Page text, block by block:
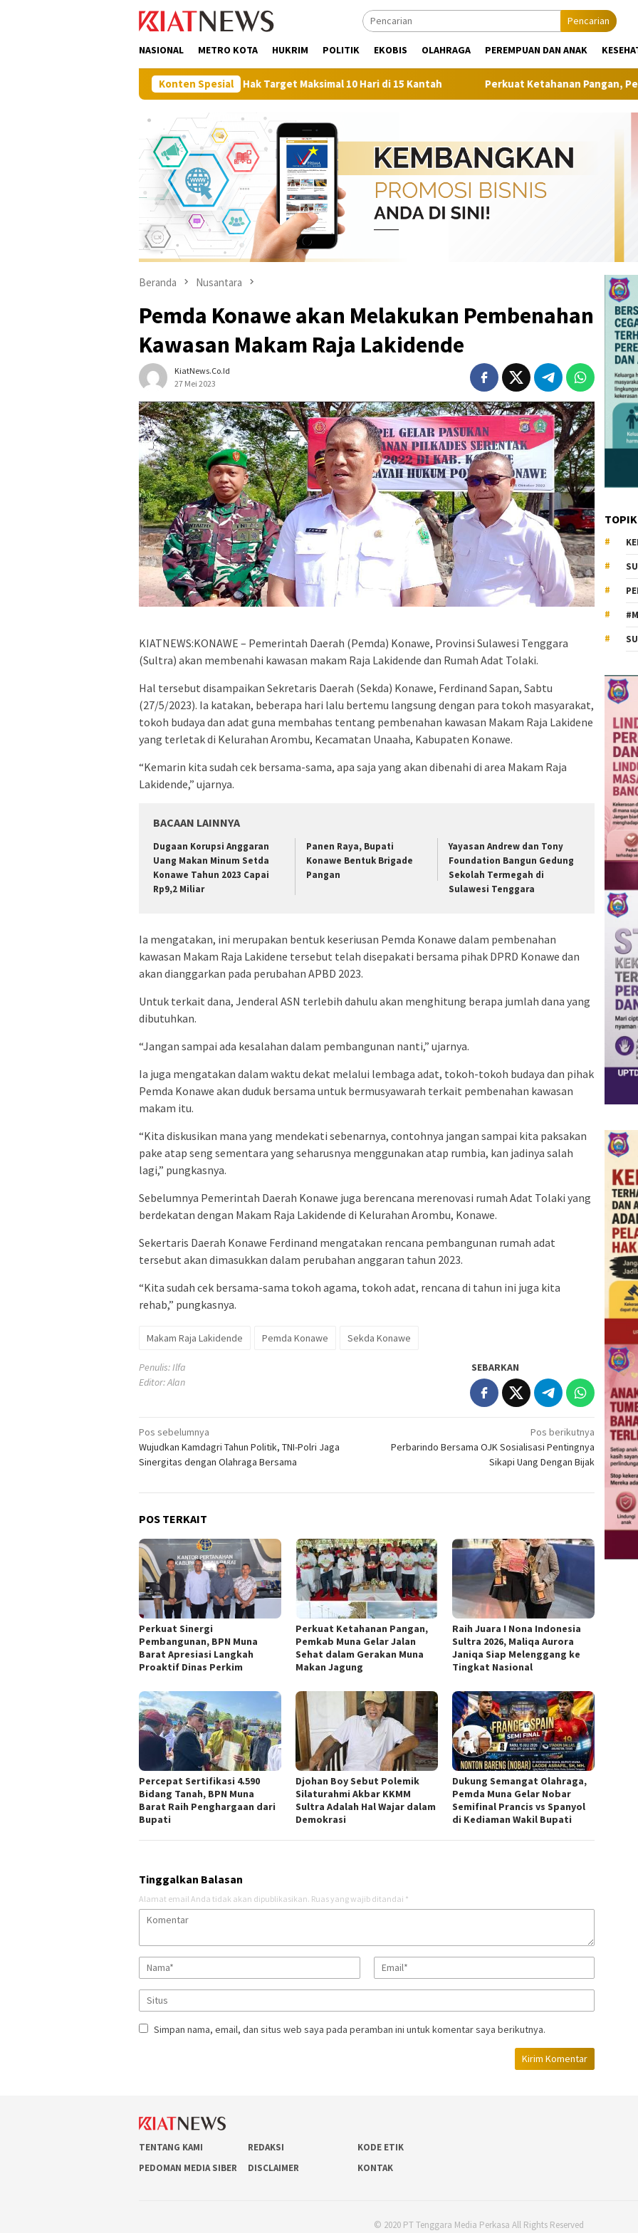
Pencarian
NASIONAL METRO KOTA HUKRIM POLITIK EKOBIS OLAHRAGA PEREMPUAN DAN ANAK
Konten Spesial
Uji Coba Layanan Peralihan Hak Target Maksimal 10 Hari di 15 Kantah Perkuat Ketahanan Pangan, Pemkab Muna
Beranda Nusantara
Pemda Konawe akan Melakukan Pembenahan
Kawasan Makam Raja Lakidende
KiatNews.co.id
27 Mei 2023
KIATNEWS:KONAWE – Pemerintah Daerah (Pemda) Konawe, Provinsi Sulawesi Tenggara
(Sultra) akan membenahi kawasan makam Raja Lakidende dan Rumah Adat Tolaki.
Hal tersebut disampaikan Sekretaris Daerah (Sekda) Konawe, Ferdinand Sapan, Sabtu
(27/5/2023). Ia katakan, beberapa hari lalu bertemu langsung dengan para tokoh masyarakat,
tokoh budaya dan adat guna membahas tentang pembenahan kawasan Makam Raja Lakidene
yang terletak di Kelurahan Arombu, Kecamatan Unaaha, Kabupaten Konawe.
“Kemarin kita sudah cek bersama-sama, apa saja yang akan dibenahi di area Makam Raja
Lakidende,” ujarnya.
BACAAN LAINNYA
Dugaan Korupsi Anggaran
Uang Makan Minum Setda
Konawe Tahun 2023 Capai
Rp9,2 Miliar
Panen Raya, Bupati
Konawe Bentuk Brigade
Pangan
Yayasan Andrew dan Tony
Foundation Bangun Gedung
Sekolah Termegah di
Sulawesi Tenggara
Ia mengatakan, ini merupakan bentuk keseriusan Pemda Konawe dalam pembenahan
kawasan Makam Raja Lakidene tersebut telah disepakati bersama pihak DPRD Konawe dan
akan dianggarkan pada perubahan APBD 2023.
Untuk terkait dana, Jenderal ASN terlebih dahulu akan menghitung berapa jumlah dana yang
dibutuhkan.
“Jangan sampai ada kesalahan dalam pembangunan nanti,” ujarnya.
Ia juga mengatakan dalam waktu dekat melalui lembaga adat, tokoh-tokoh budaya dan pihak
Pemda Konawe akan duduk bersama untuk bermusyawarah terkait pembenahan kawasan
makam itu.
“Kita diskusikan mana yang mendekati sebenarnya, contohnya jangan sampai kita paksakan
pake atap seng sementara yang seharusnya menggunakan atap rumbia, kan jadinya salah
lagi,” pungkasnya.
Sebelumnya Pemerintah Daerah Konawe juga berencana merenovasi rumah Adat Tolaki yang
berdekatan dengan Makam Raja Lakidende di Kelurahan Arombu, Konawe.
Sekertaris Daerah Konawe Ferdinand mengatakan rencana pembangunan rumah adat
tersebut akan dimasukkan dalam perubahan anggaran tahun 2023.
“Kita sudah cek bersama-sama tokoh agama, tokoh adat, rencana di tahun ini juga kita
rehab,” pungkasnya.
Makam Raja Lakidende Pemda Konawe Sekda Konawe
Penulis: Ilfa
Editor: Alan
SEBARKAN
Navigasi
pos
Pos sebelumnya
Wujudkan Kamdagri Tahun Politik, TNI-Polri Jaga
Sinergitas dengan Olahraga Bersama
Pos berikutnya
Perbarindo Bersama OJK Sosialisasi Pentingnya
Sikapi Uang Dengan Bijak
POS TERKAIT
Perkuat Sinergi
Pembangunan, BPN Muna
Barat Apresiasi Langkah
Proaktif Dinas Perkim
Perkuat Ketahanan Pangan,
Pemkab Muna Gelar Jalan
Sehat dalam Gerakan Muna
Makan Jagung
Raih Juara I Nona Indonesia
Sultra 2026, Maliqa Aurora
Janiqa Siap Melenggang ke
Tingkat Nasional
Percepat Sertifikasi 4.590
Bidang Tanah, BPN Muna
Barat Raih Penghargaan dari
Bupati
Djohan Boy Sebut Polemik
Silaturahmi Akbar KKMM
Sultra Adalah Hal Wajar dalam
Demokrasi
Dukung Semangat Olahraga,
Pemda Muna Gelar Nobar
Semifinal Prancis vs Spanyol
di Kediaman Wakil Bupati
Tinggalkan Balasan
Alamat email Anda tidak akan dipublikasikan. Ruas yang wajib ditandai *
Simpan nama, email, dan situs web saya pada peramban ini untuk komentar saya berikutnya.
TENTANG KAMI REDAKSI
KODE ETIK
PEDOMAN MEDIA SIBER
DISCLAIMER KONTAK
© 2020 PT Tenggara Media Perkasa All Rights Reserved